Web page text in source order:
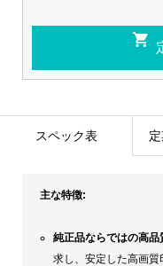
スペック表
主な特徴:
純正品ならではの高品
求し、安定した高画質